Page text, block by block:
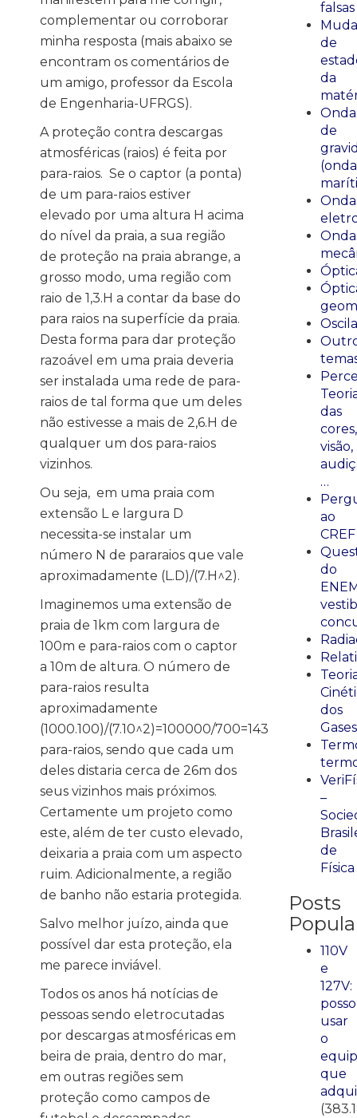
complementar ou corroborar
minha resposta (mais abaixo se
encontram os comentários de
um amigo, professor da Escola
de Engenharia-UFRGS).
A proteção contra descargas
atmosféricas (raios) é feita por
para-raios. Se o captor (a ponta)
de um para-raios estiver
elevado por uma altura H acima
do nível da praia, a sua região
de proteção na praia abrange, a
grosso modo, uma região com
raio de 1,3.H a contar da base do
para raios na superfície da praia.
Desta forma para dar proteção
razoável em uma praia deveria
ser instalada uma rede de para-
raios de tal forma que um deles
não estivesse a mais de 2,6.H de
qualquer um dos para-raios
vizinhos.
Ou seja, em uma praia com
extensão L e largura D
necessita-se instalar um
número N de pararaios que vale
aproximadamente (L.D)/(7.H^2).
Imaginemos uma extensão de
praia de 1km com largura de
100m e para-raios com o captor
a 10m de altura. O número de
para-raios resulta
aproximadamente
(1000.100)/(7.10^2)=100000/700=143
para-raios, sendo que cada um
deles distaria cerca de 26m dos
seus vizinhos mais próximos.
Certamente um projeto como
este, além de ter custo elevado,
deixaria a praia com um aspecto
ruim. Adicionalmente, a região
de banho não estaria protegida.
Salvo melhor juízo, ainda que
possível dar esta proteção, ela
me parece inviável.
Todos os anos há notícias de
pessoas sendo eletrocutadas
por descargas atmosféricas em
beira de praia, dentro do mar,
em outras regiões sem
proteção como campos de
falsas
de
da
de
das
cores,
visão,
…
ao
CREF
do
dos
Gases
–
de
Física
Posts
110V
e
127V:
posso
usar
o
que